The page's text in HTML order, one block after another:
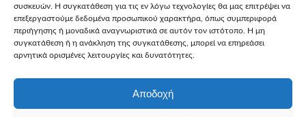
συσκευών. Η συγκατάθεση για τις εν λόγω τεχνολογίες θα μας επιτρέψει να
επεξεργαστούμε δεδομένα προσωπικού χαρακτήρα, όπως συμπεριφορά
περιήγησης ή μοναδικά αναγνωριστικά σε αυτόν τον ιστότοπο. Η μη
συγκατάθεση ή η ανάκληση της συγκατάθεσης, μπορεί να επηρεάσει
αρνητικά ορισμένες λειτουργίες και δυνατότητες.
Αποδοχή
Ευχές Εύχομαι να αποκτήσω 4 Απριλίου, 2023
Εύχομαι να αποκτήσω ένα tablet –